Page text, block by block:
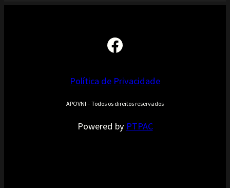
Facebook
Política de Privacidade
APOVNI – Todos os direitos reservados
Powered by PTPAC